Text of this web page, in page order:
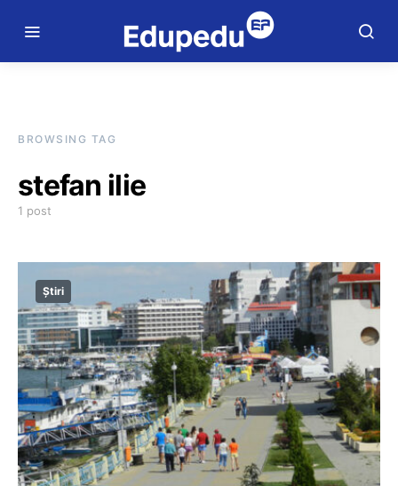
BROWSING TAG
stefan ilie
1 post
Știri